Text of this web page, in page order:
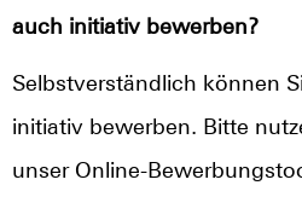
auch initiativ bewerben?
Selbstverständlich können
initiativ bewerben. Bitte
unser Online-